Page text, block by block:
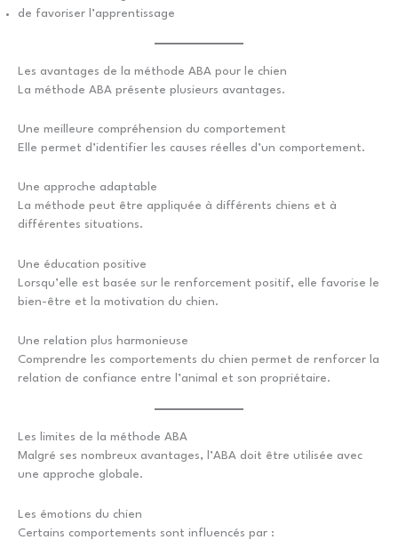
de favoriser l’apprentissage
Les avantages de la méthode ABA pour le chien
La méthode ABA présente plusieurs avantages.
Une meilleure compréhension du comportement
Elle permet d’identifier les causes réelles d’un comportement.
Une approche adaptable
La méthode peut être appliquée à différents chiens et à
différentes situations.
Une éducation positive
Lorsqu’elle est basée sur le renforcement positif, elle favorise le
bien-être et la motivation du chien.
Une relation plus harmonieuse
Comprendre les comportements du chien permet de renforcer la
relation de confiance entre l’animal et son propriétaire.
Les limites de la méthode ABA
Malgré ses nombreux avantages, l’ABA doit être utilisée avec
une approche globale.
Les émotions du chien
Certains comportements sont influencés par :